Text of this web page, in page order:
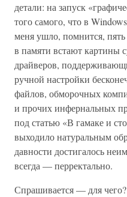
детали: на запуск
того самого, что в
меня ушло, помнится,
в памяти встают картины
драйверов,
ручной настройки
файлов, обморочных
и прочих инфернальных
под статью «В гамаке и
выходило натуральным
давности достигалось
всегда — перректально.
Спрашивается — для чего?